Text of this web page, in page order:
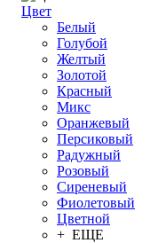
Цвет
Белый
Голубой
Желтый
Золотой
Красный
Микс
Оранжевый
Персиковый
Радужный
Розовый
Сиреневый
Фиолетовый
Цветной
+ ЕЩЕ